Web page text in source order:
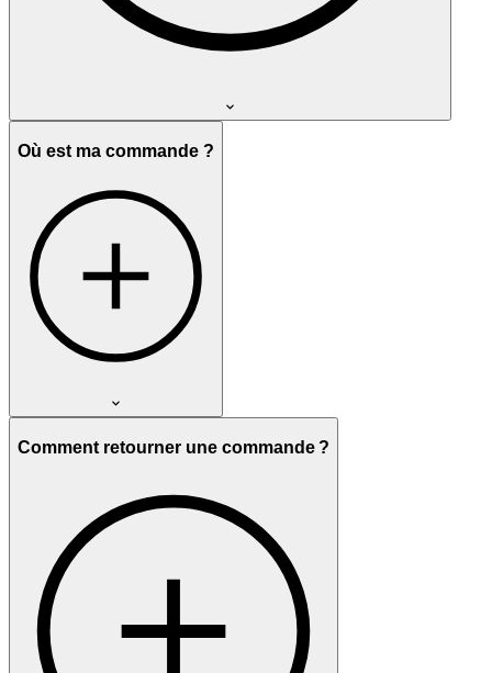
Où est ma commande ?
Comment retourner une commande ?